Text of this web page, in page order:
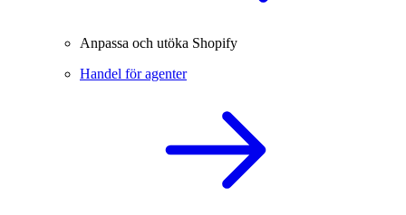
Anpassa och utöka Shopify
Handel för agenter